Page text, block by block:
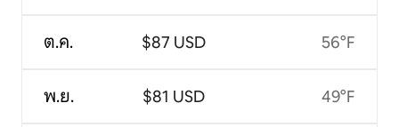
ต.ค.
พ.ย.
$87 USD
$81 USD
56°F
49°F